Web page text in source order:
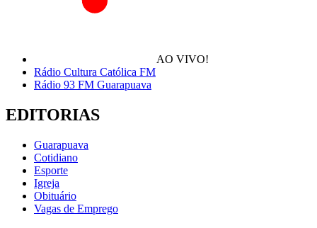
AO VIVO!
Rádio Cultura Católica FM
Rádio 93 FM Guarapuava
EDITORIAS
Guarapuava
Cotidiano
Esporte
Igreja
Obituário
Vagas de Emprego